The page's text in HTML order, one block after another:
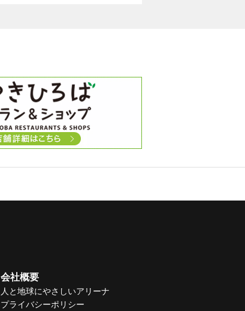
会社概要
人と地球にやさしいアリーナ
プライバシーポリシー